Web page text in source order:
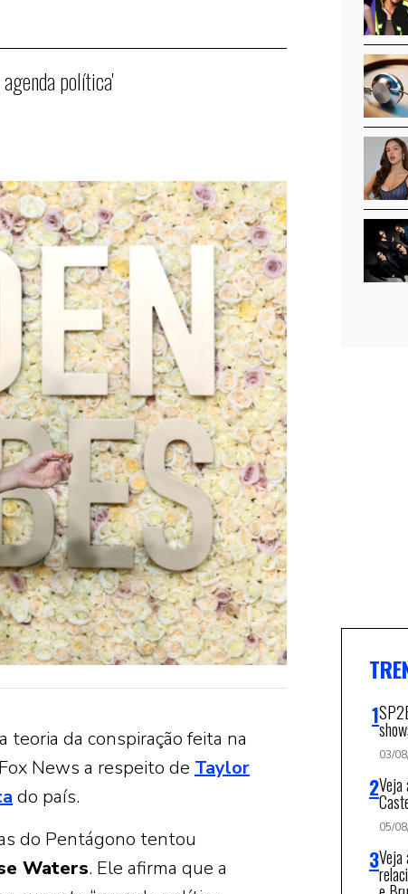
política'
da conspiração feita na
News a respeito de Taylor
do país.
do Pentágono tentou
Waters. Ele afirma que a
03/
Veja
05/
Veja